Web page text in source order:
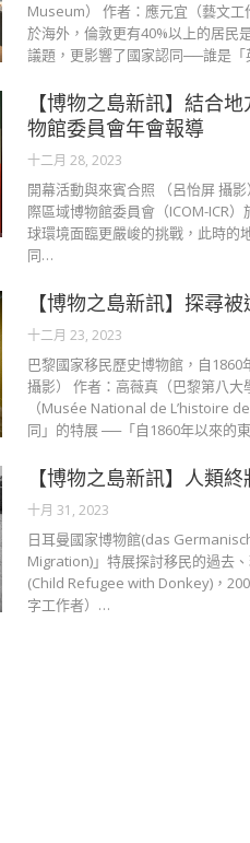
Museum） 作者：應元宜（藝文
於海外，倫敦更有40%以上的居民
議題，更影響了國家認同──誰是
【博物之島新訊】結合
物館委員會年會報導
十二月 28, 2023
開幕活動與來賓合照 （呂怡屏 攝
際區域博物館委員會（ICOM-ICR
球環境面臨更嚴峻的挑戰，此時的
同…
【博物之島新訊】探尋
十二月 23, 2023
巴黎國家移民歷史博物館，自
攝影） 作者：高薇真（巴黎第八
（Musée National de L’histoire
同」的特展 ──「自1860年以來的
【博物之島新訊】人類
十月 31, 2023
日耳曼國家博物館(das
Migration)」特展探討移民的過去
(Child Refugee with Donkey)，
字工作者）…